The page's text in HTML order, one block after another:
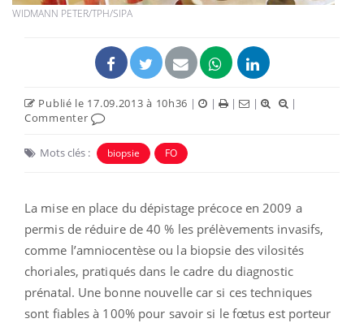
WIDMANN PETER/TPH/SIPA
Publié le 17.09.2013 à 10h36 | | | |
|
Commenter
Mots clés : biopsie FO
La mise en place du dépistage précoce en 2009 a
permis de réduire de 40 % les prélèvements invasifs,
comme l’amniocentèse ou la biopsie des vilosités
choriales, pratiqués dans le cadre du diagnostic
prénatal. Une bonne nouvelle car si ces techniques
sont fiables à 100% pour savoir si le fœtus est porteur